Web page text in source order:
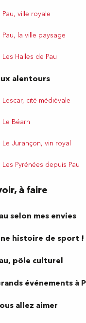
Pau, ville royale
Pau, la ville paysage
Les Halles de Pau
alentours
Lescar, cité médiévale
Le Béarn
Le Jurançon, vin royal
Les Pyrénées depuis Pau
à faire
selon mes envies
histoire de sport !
pôle culturel
événements à
allez aimer
64000 Pau